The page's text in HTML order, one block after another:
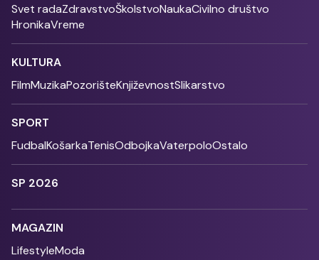
Svet radaZdravstvoŠkolstvoNaukaCivilno društvo
HronikaVreme
KULTURA
FilmMuzikaPozorišteKnjiževnostSlikarstvo
SPORT
FudbalKošarkaTenisOdbojkaVaterpoloOstalo
SP 2026
MAGAZIN
LifestyleModa